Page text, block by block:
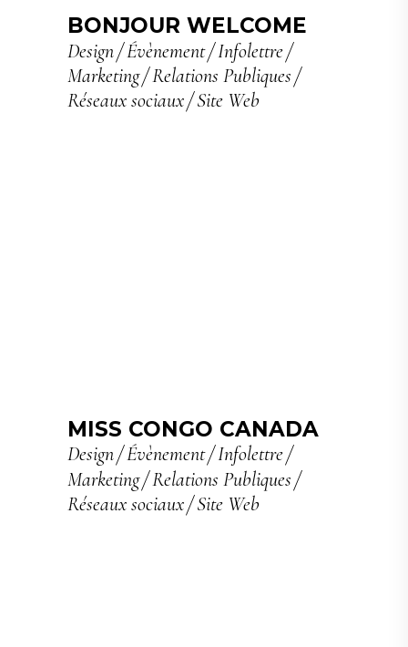
BONJOUR WELCOME
Design Évènement Infolettre
Marketing Relations Publiques
Réseaux sociaux Site Web
MISS CONGO CANADA
Design Évènement Infolettre
Marketing Relations Publiques
Réseaux sociaux Site Web